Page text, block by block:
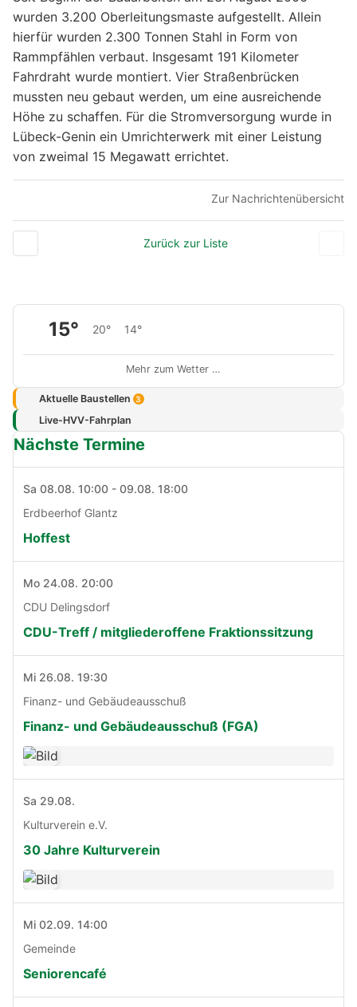
wurden 3.200 Oberleitungsmaste aufgestellt. Allein
hierfür wurden 2.300 Tonnen Stahl in Form von
Rammpfählen verbaut. Insgesamt 191 Kilometer
Fahrdraht wurde montiert. Vier Straßenbrücken
mussten neu gebaut werden, um eine ausreichende
Höhe zu schaffen. Für die Stromversorgung wurde in
Lübeck-Genin ein Umrichterwerk mit einer Leistung
von zweimal 15 Megawatt errichtet.
Zur Nachrichtenübersicht
Zurück zur Liste
15° 20° 14°
Mehr zum Wetter …
Aktuelle Baustellen 3
Live-HVV-Fahrplan
Nächste Termine
Sa 08.08. 10:00 - 09.08. 18:00
Erdbeerhof Glantz
Hoffest
Mo 24.08. 20:00
CDU Delingsdorf
CDU-Treff / mitgliederoffene Fraktionssitzung
Mi 26.08. 19:30
Finanz- und Gebäudeausschuß
Finanz- und Gebäudeausschuß (FGA)
Sa 29.08.
Kulturverein e.V.
30 Jahre Kulturverein
Mi 02.09. 14:00
Gemeinde
Seniorencafé